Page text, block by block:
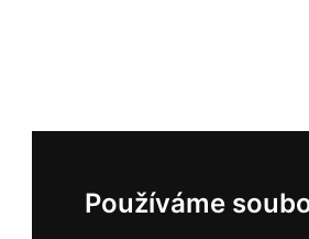
Používáme